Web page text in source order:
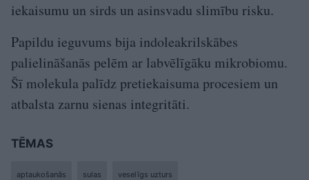
iekaisumu un sirds un asinsvadu slimību risku.
Papildu ieguvums bija indoleakrilskābes
palielināšanās pelēm ar labvēlīgāku mikrobiomu.
Šī molekula palīdz pretiekaisuma procesiem un
atbalsta zarnu sienas integritāti.
TĒMAS
aptaukošanās sulas veselīgs uzturs